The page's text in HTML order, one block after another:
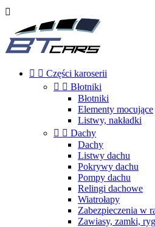

  Części karoserii
  Błotniki
Błotniki
Elementy mocujące
Listwy, nakładki
  Dachy
Dachy
Listwy dachu
Pokrywy dachu
Pompy dachu
Relingi dachowe
Wiatrołapy
Zabezpieczenia w
Zawiasy, zamki,